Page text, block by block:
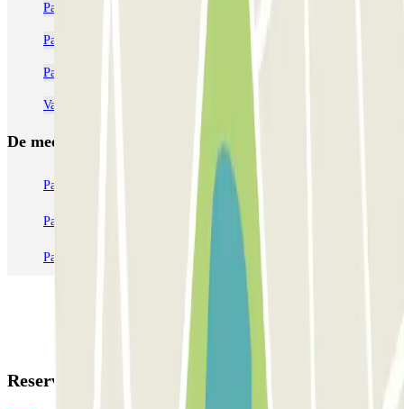
Parkeren Amsterdam Oost | Goedkope parkeergarage reserveren
Parkeren bij Paradiso Amsterdam: Reserveer je plek | Parclick
Parkeren in de buurt van de RAI Amsterdam
Van Gogh Museum parkeren
De meest geboekte parkings
Parkeren in Parijs Parkeren in Venetië
Parkeren in Station Venetië Mestre Parkeren in Rome
Parkeren in Milaan Parkeren in Verona
Reserveringsgegevens